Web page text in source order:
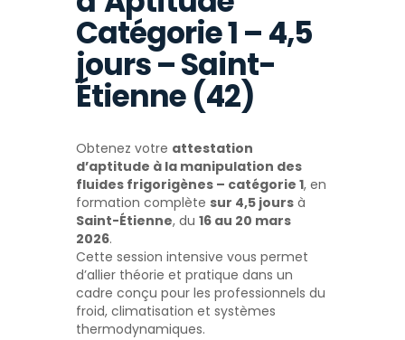
Catégorie 1 – 4,5
jours – Saint-
Étienne (42)
Obtenez votre attestation
d’aptitude à la manipulation des
fluides frigorigènes – catégorie 1, en
formation complète sur 4,5 jours à
Saint-Étienne, du 16 au 20 mars
2026.
Cette session intensive vous permet
d’allier théorie et pratique dans un
cadre conçu pour les professionnels du
froid, climatisation et systèmes
thermodynamiques.